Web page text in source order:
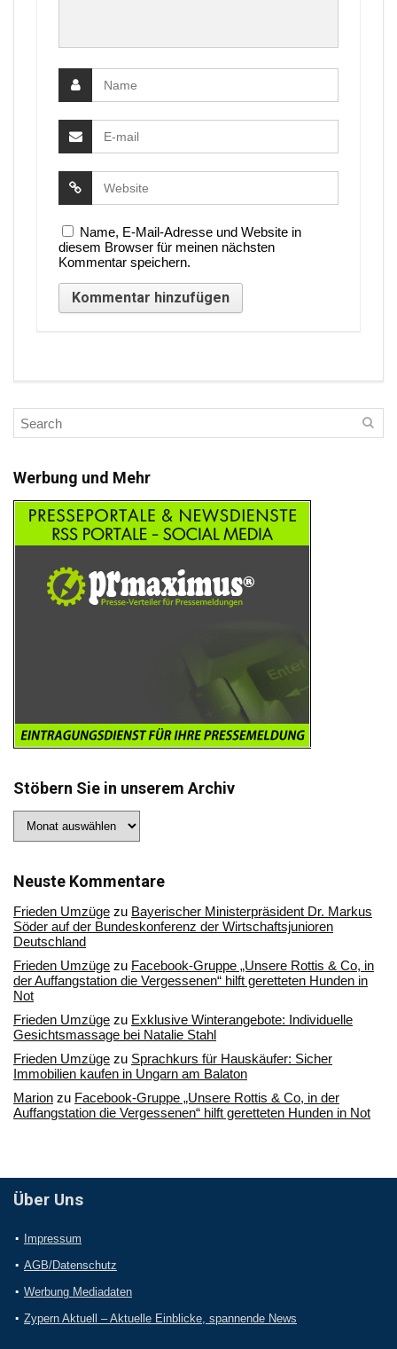
Name, E-Mail-Adresse und Website in
diesem Browser für meinen nächsten
Kommentar speichern.
Werbung und Mehr
Stöbern Sie in unserem Archiv
Sie
Archiv
Neuste Kommentare
Frieden Umzüge zu Bayerischer Ministerpräsident Dr. Markus
Söder auf der Bundeskonferenz der Wirtschaftsjunioren
Deutschland
Frieden Umzüge zu Facebook-Gruppe „Unsere Rottis & Co, in
der Auffangstation die Vergessenen“ hilft geretteten Hunden in
Not
Frieden Umzüge zu Exklusive Winterangebote: Individuelle
Gesichtsmassage bei Natalie Stahl
Frieden Umzüge zu Sprachkurs für Hauskäufer: Sicher
Immobilien kaufen in Ungarn am Balaton
Marion zu Facebook-Gruppe „Unsere Rottis & Co, in der
Auffangstation die Vergessenen“ hilft geretteten Hunden in Not
Über Uns
Impressum
AGB/Datenschutz
Werbung Mediadaten
Zypern Aktuell – Aktuelle Einblicke, spannende News